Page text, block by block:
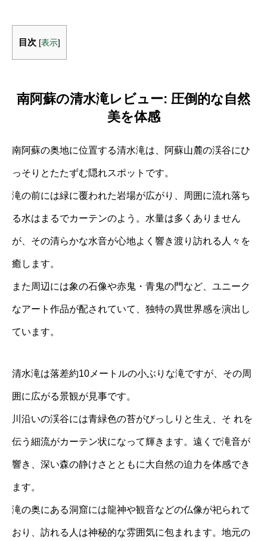
目次 [表示]
南阿蘇の清水滝レビュー: 圧倒的な自然
美を体感
南阿蘇の奥地に位置する清水滝は、阿蘇山麓の渓谷にひ
っそりとたたずむ隠れスポットです。
滝の前には緑に覆われた岩場が広がり、周囲に流れ落ち
る水はまるでカーテンのよう。水量は多くありません
が、その清らかな水音が心地よく響き渡り訪れる人々を
癒します。
また周辺には象の石像や赤鬼・青鬼の門など、ユニーク
なアート作品が配されていて、独特の異世界感を演出し
ています。
清水滝は落差約10メートルの小ぶりな滝ですが、その周
囲に広がる景観が見事です。
川沿いの渓谷には青緑色の苔がびっしりと生え、そ れを
伝う細流がカーテン状になって輝きます。遠くで滝音が
響き、深い森の静けさとともに大自然の迫力を体感でき
ます。
滝の奥にある洞窟には龍神や観音などの仏像が祀られて
おり、訪れる人は神秘的な雰囲気に包まれます。地元の